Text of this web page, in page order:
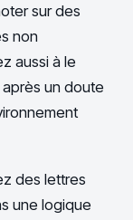
sur des
non
aussi à le
un doute
des lettres
une logique